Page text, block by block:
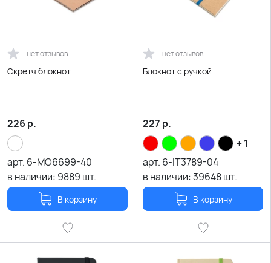
нет отзывов
Скретч блокнот
226 р.
арт. 6-MO6699-40
в наличии: 9889 шт.
В корзину
нет отзывов
Блокнот с ручкой
227 р.
+ 1
арт. 6-IT3789-04
в наличии:39648шт.
В корзину